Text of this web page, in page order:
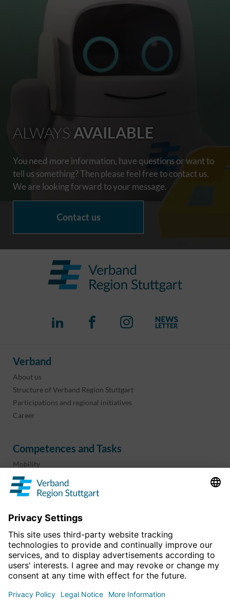
ALWAYS AVAILABLE
You need more information, have questions or want to
tell us something? Then please feel free to contact us.
We are looking forward to your message.
Contact us
Verband
About us
Structure of Verband Region Stuttgart
Participations and regional initiatives
Career
Competences and Tasks
Mobility
Regional planning
Business development
Projects & programs
overview
Information & Downloads
Publications